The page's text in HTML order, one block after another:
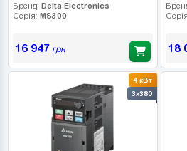
Бренд: Delta Electronics
Серія: MS300
16 947 грн 18
4 кВт
3x380